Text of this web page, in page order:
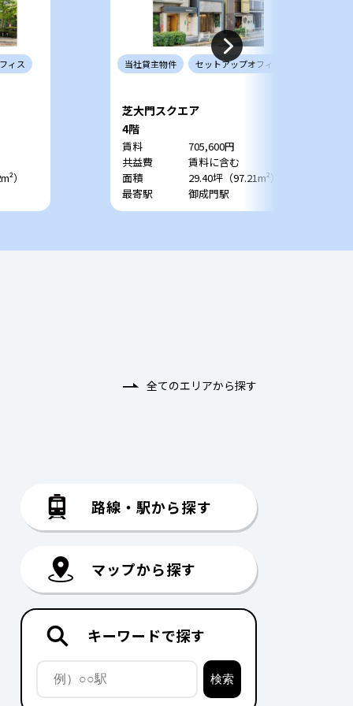
ィス
）
当社貸主物件 セットアップオフィス
芝大門スクエア
4階
賃料
705,600円
共益費
賃料に含む
面積
29.40坪（97.21m²）
最寄駅
御成門駅
全てのエリアから探す
路線・駅から探す
マップから探す
キーワードで探す